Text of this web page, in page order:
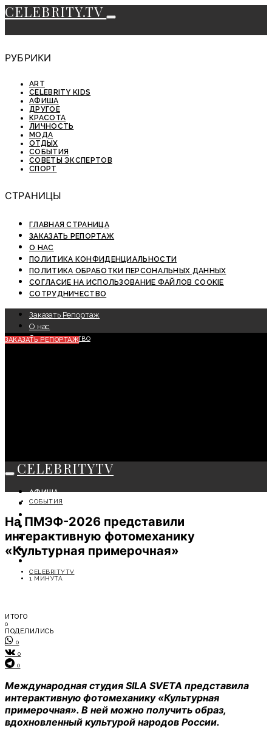
CELEBRITY.TV
РУБРИКИ
ART
CELEBRITY KIDS
АФИША
ДРУГОЕ
КРАСОТА
ЛИЧНОСТЬ
МОДА
ОТДЫХ
СОБЫТИЯ
СОВЕТЫ ЭКСПЕРТОВ
СПОРТ
СТРАНИЦЫ
ГЛАВНАЯ СТРАНИЦА
ЗАКАЗАТЬ РЕПОРТАЖ
О НАС
ПОЛИТИКА КОНФИДЕНЦИАЛЬНОСТИ
ПОЛИТИКА ОБРАБОТКИ ПЕРСОНАЛЬНЫХ ДАННЫХ
СОГЛАСИЕ НА ИСПОЛЬЗОВАНИЕ ФАЙЛОВ COOKIE
СОТРУДНИЧЕСТВО
Заказать Репортаж
О нас
Сотрудничество
ЗАКАЗАТЬ РЕПОРТАЖ
CELEBRITYTV
АФИША
СОБЫТИЯ
КРАСОТА
МОДА
ЛИЧНОСТЬ
ОТДЫХ
СОБЫТИЯ
На ПМЭФ-2026 представили
интерактивную фотомеханику
«Культурная примерочная»
CELEBRITYTV
1 МИНУТА
ИТОГО
0
ПОДЕЛИЛИСЬ
0
0
0
Международная студия SILA SVETA представила
интерактивную фотомеханику «Культурная
примерочная». В ней можно получить образ,
вдохновленный культурой народов России.